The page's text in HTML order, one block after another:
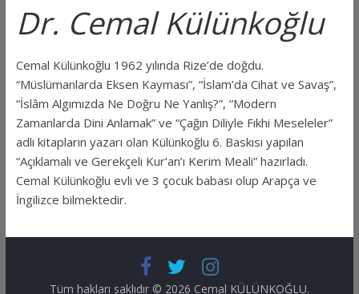
Dr. Cemal Külünkoğlu
Cemal Külünkoğlu 1962 yılında Rize’de doğdu.
“Müslümanlarda Eksen Kayması”, “İslam’da Cihat ve Savaş”,
“İslâm Algımızda Ne Doğru Ne Yanlış?”, “Modern
Zamanlarda Dini Anlamak” ve “Çağın Diliyle Fıkhi Meseleler”
adlı kitapların yazarı olan Külünkoğlu 6. Baskısı yapılan
“Açıklamalı ve Gerekçeli Kur’an’ı Kerim Meali” hazırladı.
Cemal Külünkoğlu evli ve 3 çocuk babası olup Arapça ve
İngilizce bilmektedir.
Tüm hakları saklıdır © 2026 Cemal KÜLÜNKOĞLU.